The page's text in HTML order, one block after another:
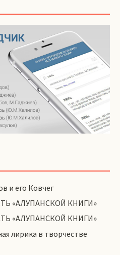
и его Ковчег
«АЛУПАНСКОЙ КНИГИ»
«АЛУПАНСКОЙ КНИГИ»
лирика в творчестве